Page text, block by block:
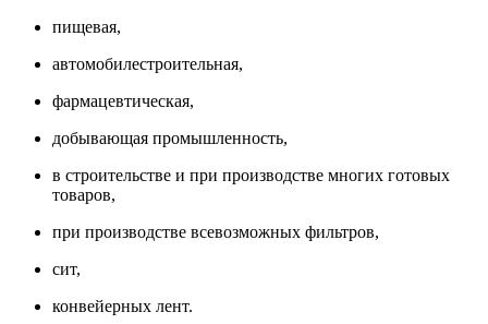
пищевая,
автомобилестроительная,
фармацевтическая,
добывающая промышленность,
в строительстве и при производстве многих готовых
товаров,
при производстве всевозможных фильтров,
сит,
конвейерных лент.